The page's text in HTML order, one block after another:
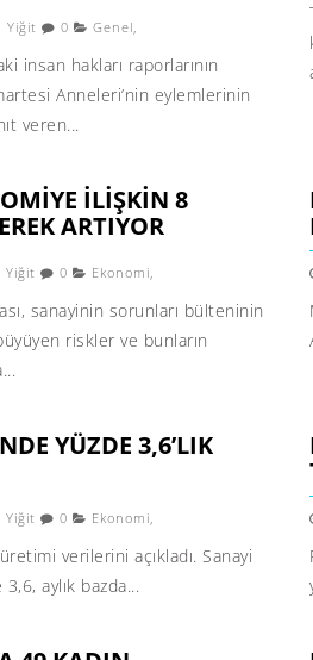
Yiğit 0 Genel,
insan hakları raporlarının
Anneleri’nin eylemlerinin
veren...
ILIŞKIN 8
ARTIYOR
Yiğit 0 Ekonomi,
sanayinin sorunları bülteninin
riskler ve bunların
YÜZDE 3,6’LIK
Yiğit 0 Ekonomi,
verilerini açıkladı. Sanayi
aylık bazda...